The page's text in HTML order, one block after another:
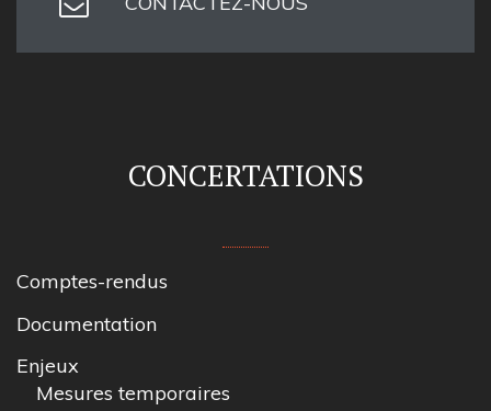
CONCERTATIONS
Comptes-rendus
Documentation
Enjeux
Mesures temporaires